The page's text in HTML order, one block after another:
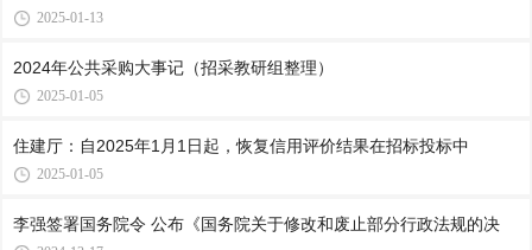
2025-01-13
2024年公共采购大事记（招采教研组整理）
2025-01-05
住建厅：自2025年1月1日起，恢复信用评价结果在招标投标中
2025-01-05
李强签署国务院令 公布《国务院关于修改和废止部分行政法规的决